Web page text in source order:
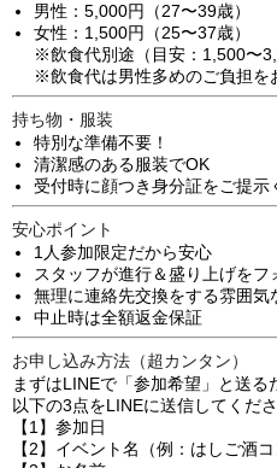
男性：5,000円（27〜39歳）
女性：1,500円（25〜37歳）
※飲食代別途（目安：1,500〜
※飲食代は男性多めのご負担を
持ち物・服装
特別な準備不要！
清潔感のある服装でOK
受付時に顔つき身分証をご提示
安心ポイント
1人参加限定だから安心
スタッフが進行＆盛り上げをフ
無理に連絡先交換をする雰囲気
中止時は全額返金保証
お申し込み方法（超カンタン）
まずはLINEで「参加希望」と送る
以下の3点をLINEに送信してくだ
【1】参加日
【2】イベント名（例：はしご酒コ